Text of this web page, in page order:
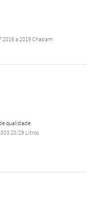
a 2019 Chapam
qualidade.
20/29 Litros